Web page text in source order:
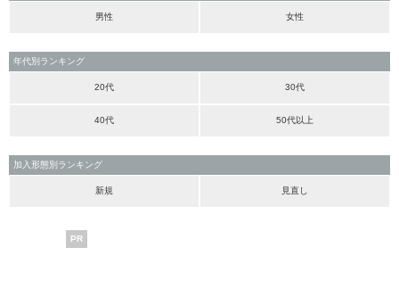
男性 女性
年代別ランキング
20代 30代
40代 50代以上
加入形態別ランキング
新規 見直し
PR